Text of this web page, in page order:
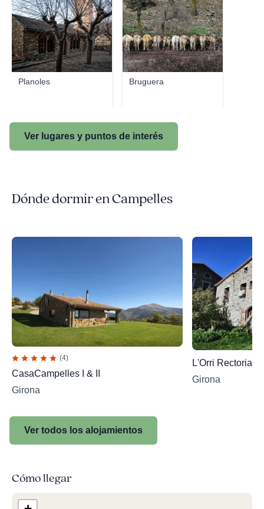
Planoles Bruguera
Ver lugares y puntos de interés
Dónde dormir en Campelles
(4)
CasaCampelles I & II
Girona
L'Orri Rectoria
Girona
Ver todos los alojamientos
Cómo llegar